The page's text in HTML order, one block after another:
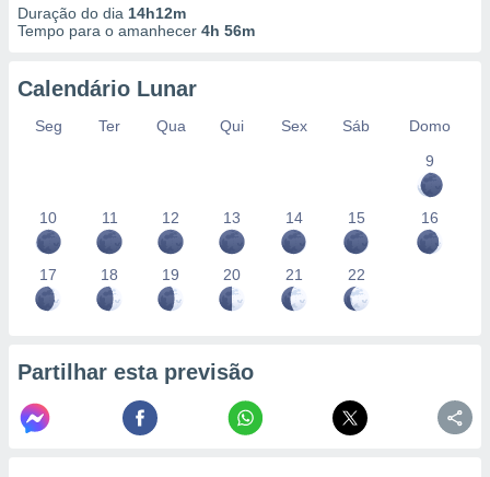
Duração do dia 14h12m
Tempo para o amanhecer 4h 56m
Calendário Lunar
Seg Ter Qua Qui Sex Sáb
Domo
9
10 11 12 13 14 15 16
17 18 19 20 21 22
Partilhar esta previsão